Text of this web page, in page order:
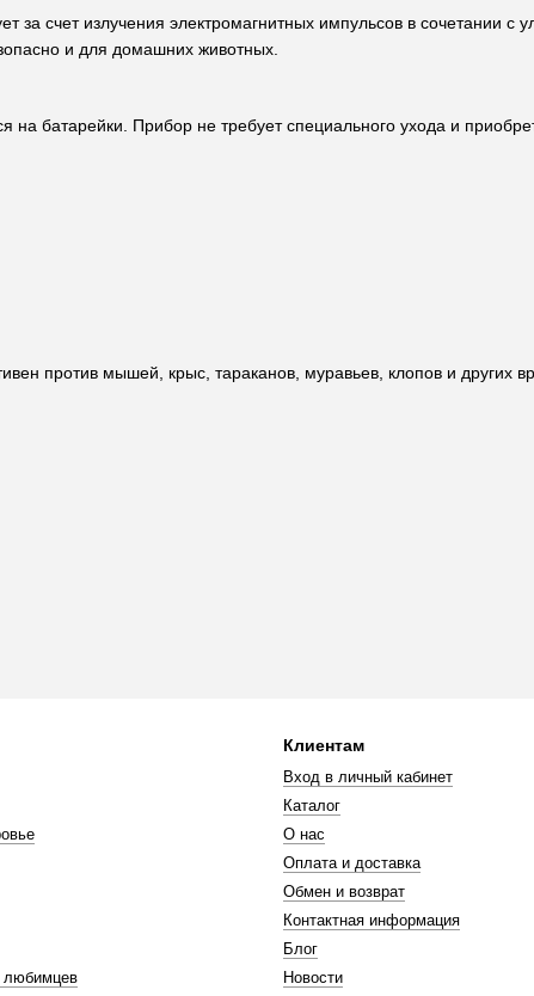
за счет излучения электромагнитных импульсов в сочетании
и для домашних животных.
на батарейки. Прибор не требует специального ухода и
против мышей, крыс, тараканов, муравьев, клопов и других
Клиентам
Вход в личный кабинет
Каталог
О нас
Оплата и доставка
Обмен и возврат
Контактная информация
Блог
Новости